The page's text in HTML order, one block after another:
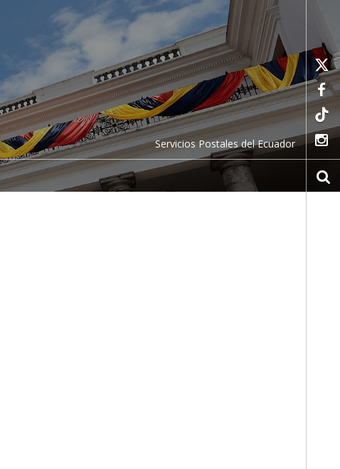
Servicios Postales del Ecuador